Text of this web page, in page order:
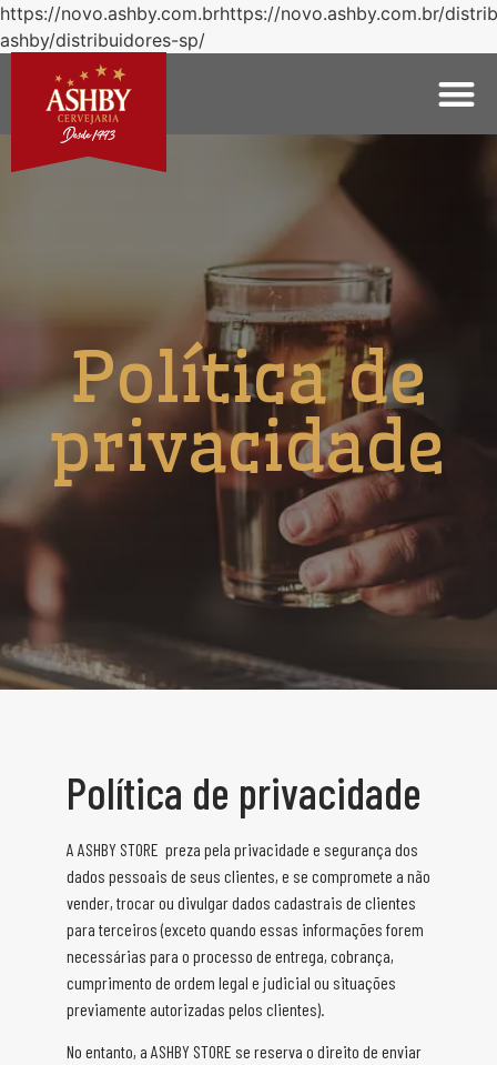
https://novo.ashby.com.brhttps://novo.ashby.com.br/
ashby/distribuidores-sp/
Política de
privacidade
Política de privacidade
A ASHBY STORE preza pela privacidade e segurança dos
dados pessoais de seus clientes, e se compromete a não
vender, trocar ou divulgar dados cadastrais de clientes
para terceiros (exceto quando essas informações forem
necessárias para o processo de entrega, cobrança,
cumprimento de ordem legal e judicial ou situações
previamente autorizadas pelos clientes).
No entanto, a ASHBY STORE se reserva o direito de enviar